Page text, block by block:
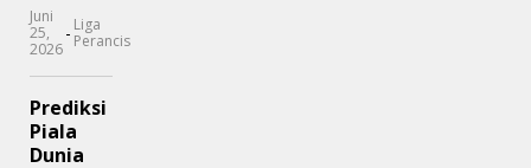
Juni
25,
2026
- Liga
Perancis
Prediksi
Piala
Dunia